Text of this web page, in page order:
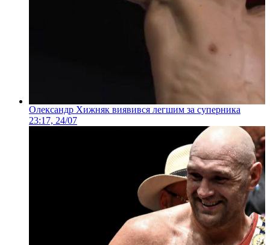
Олександр Хижняк виявився легшим за суперника
23:17, 24/07